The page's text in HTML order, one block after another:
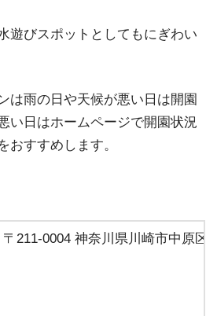
遊びスポットとしてもにぎわい
は雨の日や天候が悪い日は開園
い日はホームページで開園状況
おすすめします。
〒211-0004 神奈川県川崎市中原区